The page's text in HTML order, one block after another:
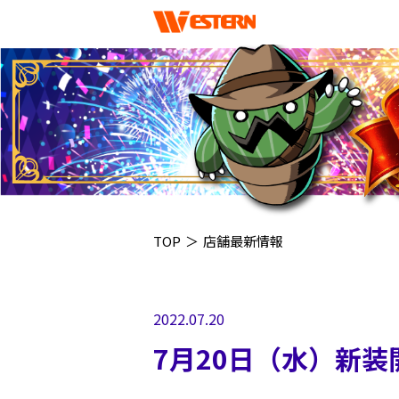
TOP ＞ 店舗最新情報
2022.07.20
7月20日（水）新装